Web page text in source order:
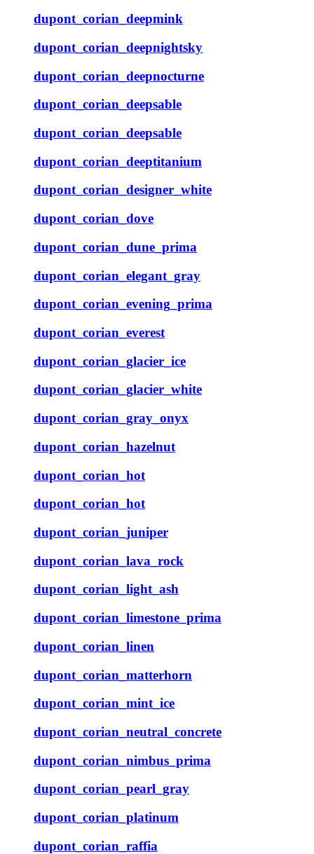
dupont_corian_deepmink
dupont_corian_deepnightsky
dupont_corian_deepnocturne
dupont_corian_deepsable
dupont_corian_deepsable
dupont_corian_deeptitanium
dupont_corian_designer_white
dupont_corian_dove
dupont_corian_dune_prima
dupont_corian_elegant_gray
dupont_corian_evening_prima
dupont_corian_everest
dupont_corian_glacier_ice
dupont_corian_glacier_white
dupont_corian_gray_onyx
dupont_corian_hazelnut
dupont_corian_hot
dupont_corian_hot
dupont_corian_juniper
dupont_corian_lava_rock
dupont_corian_light_ash
dupont_corian_limestone_prima
dupont_corian_linen
dupont_corian_matterhorn
dupont_corian_mint_ice
dupont_corian_neutral_concrete
dupont_corian_nimbus_prima
dupont_corian_pearl_gray
dupont_corian_platinum
dupont_corian_raffia